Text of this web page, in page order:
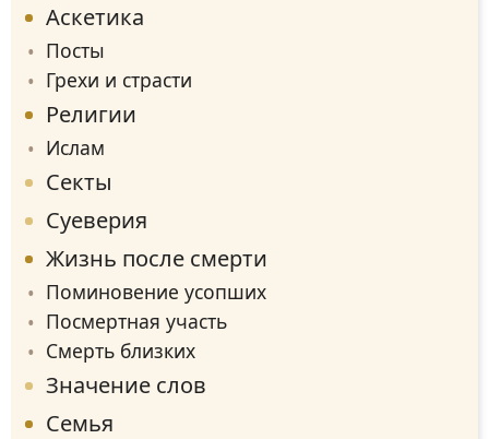
Аскетика
Посты
Грехи и страсти
Религии
Ислам
Секты
Суеверия
Жизнь после смерти
Поминовение усопших
Посмертная участь
Смерть близких
Значение слов
Семья